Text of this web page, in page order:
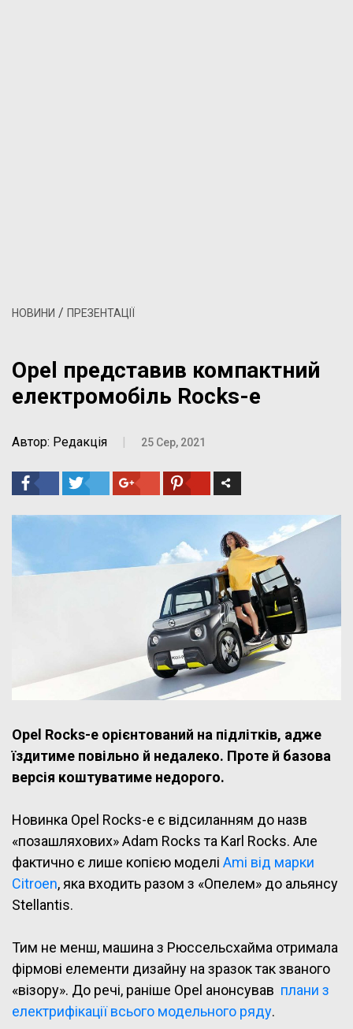
НОВИНИ / ПРЕЗЕНТАЦІЇ
Opel представив компактний
електромобіль Rocks-e
Автор: Редакція | 25 Сер, 2021
Opel Rocks-e орієнтований на підлітків, адже
їздитиме повільно й недалеко. Проте й базова
версія коштуватиме недорого.
Новинка Opel Rocks-e є відсиланням до назв
«позашляхових» Adam Rocks та Karl Rocks. Але
фактично є лише копією моделі Ami від марки
Citroen, яка входить разом з «Опелем» до альянсу
Stellantis.
Тим не менш, машина з Рюссельсхайма отримала
фірмові елементи дизайну на зразок так званого
«візору». До речі, раніше Opel анонсував плани з
електрифікації всього модельного ряду.